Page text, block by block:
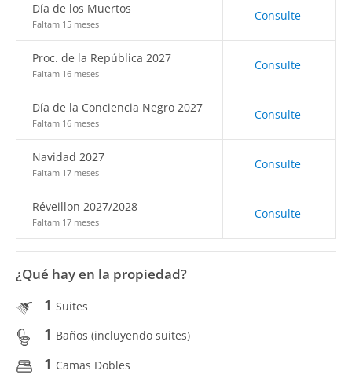
Día de los Muertos
Faltam 15 meses
Consulte
Proc. de la República 2027
Faltam 16 meses
Consulte
Día de la Conciencia Negro 2027
Faltam 16 meses
Consulte
Navidad 2027
Faltam 17 meses
Consulte
Réveillon 2027/2028
Faltam 17 meses
Consulte
¿Qué hay en la propiedad?
1 Suites
1 Baños (incluyendo suites)
1 Camas Dobles